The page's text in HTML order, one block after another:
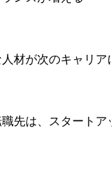
材が次のキャリ
先は、スタートア